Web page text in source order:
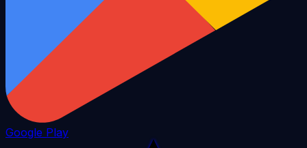
Google Play